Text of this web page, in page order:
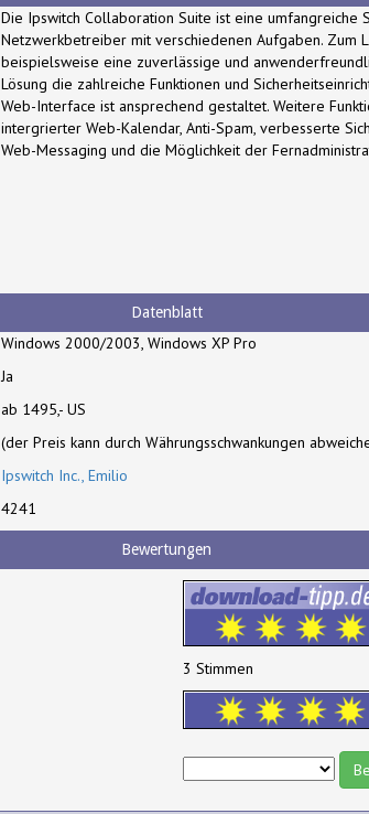
Die Ipswitch Collaboration Suite ist eine umfangreiche
Netzwerkbetreiber mit verschiedenen Aufgaben. Zum
beispielsweise eine zuverlässige und
Lösung die zahlreiche Funktionen und
Web-Interface ist ansprechend gestaltet. Weitere
intergrierter Web-Kalendar, Anti-Spam, verbesserte
Web-Messaging und die Möglichkeit der
Datenblatt
Windows 2000/2003, Windows XP Pro
Ja
ab 1495,- US
(der Preis kann durch Währungsschwankungen
Ipswitch Inc., Emilio
4241
Bewertungen
3 Stimmen